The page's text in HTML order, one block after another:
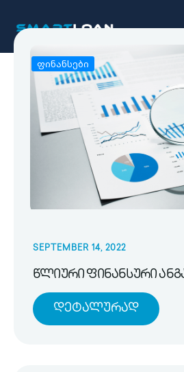
ფინანსები
SEPTEMBER 14, 2022
წლიური ფინანსური
Დეტალურად